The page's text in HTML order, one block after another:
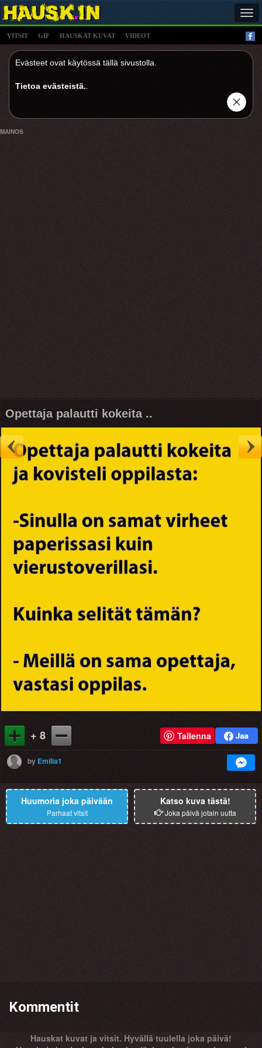
VITSIT GIF HAUSKAT KUVAT VIDEOT
Evästeet ovat käytössä tällä sivustolla.
Tietoa evästeistä.
MAINOS
Opettaja palautti kokeita ..
+ 8 Tallenna
by Emilia1
Huumoria joka päivään
Parhaat vitsit
Katso kuva tästä!
Joka päivä jotain uutta
Kommentit
Hauskat kuvat ja vitsit. Hyvällä tuulella joka päivä!